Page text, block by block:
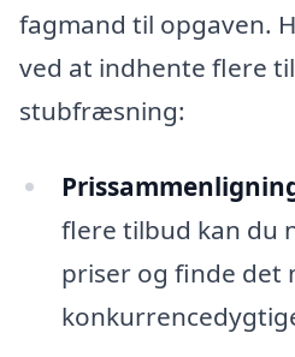
fagmand til opgaven.
ved at indhente flere
stubfræsning:
flere tilbud kan du
priser og finde det